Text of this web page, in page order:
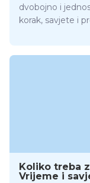
dvobojno i
korak, savjete i
Koliko treba
Vrijeme i